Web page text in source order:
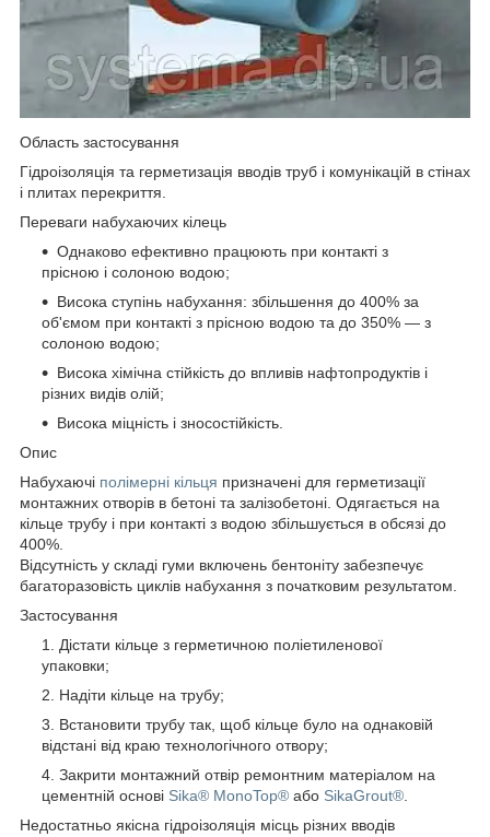
Область застосування
Гідроізоляція та герметизація вводів труб і комунікацій в стінах
і плитах перекриття.
Переваги набухаючих кілець
Однаково ефективно працюють при контакті з
прісною і солоною водою;
Висока ступінь набухання: збільшення до 400% за
об'ємом при контакті з прісною водою та до 350% ― з
солоною водою;
Висока хімічна стійкість до впливів нафтопродуктів і
різних видів олій;
Висока міцність і зносостійкість.
Опис
Набухаючі полімерні кільця призначені для герметизації
монтажних отворів в бетоні та залізобетоні. Одягається на
кільце трубу і при контакті з водою збільшується в обсязі до
400%.
Відсутність у складі гуми включень бентоніту забезпечує
багаторазовість циклів набухання з початковим результатом.
Застосування
Дістати кільце з герметичною поліетиленової
упаковки;
Надіти кільце на трубу;
Встановити трубу так, щоб кільце було на однаковій
відстані від краю технологічного отвору;
Закрити монтажний отвір ремонтним матеріалом на
цементній основі Sika® MonoTop® або SikaGrout®
Недостатньо якісна гідроізоляція місць різних вводів